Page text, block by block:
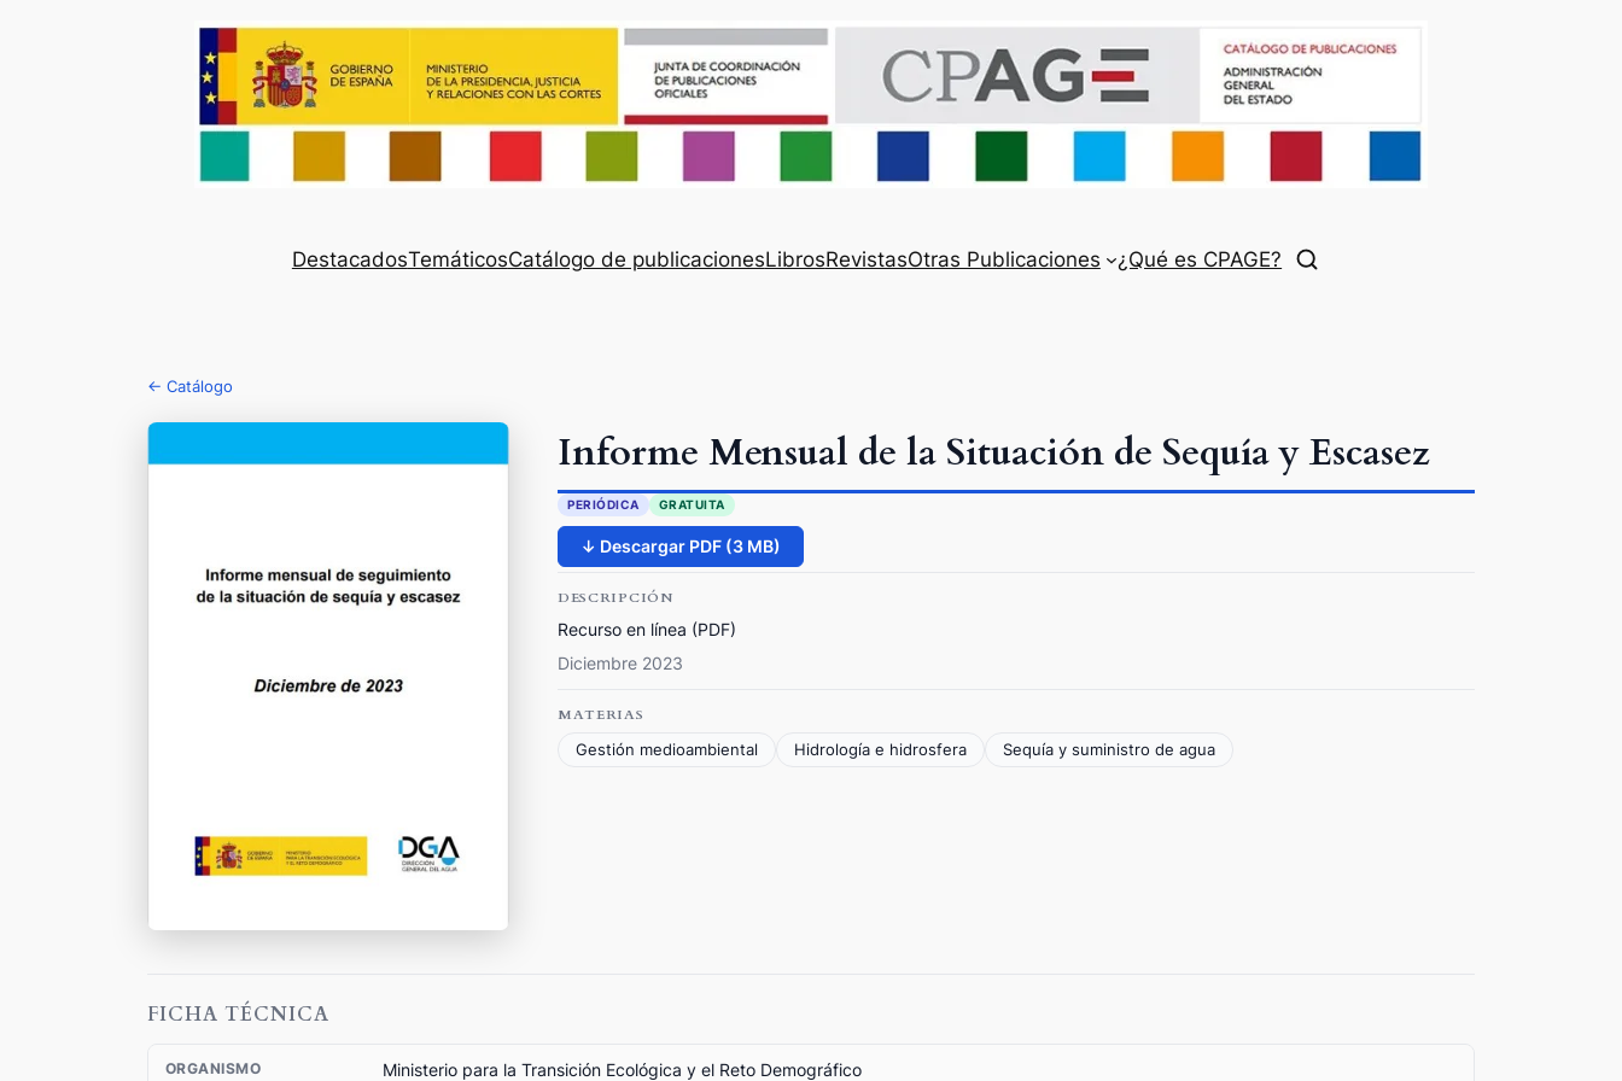
DestacadosTemáticosCatálogo de publicacionesLibrosRevistasOtras Publicaciones ¿Qué es CPAGE?
← Catálogo
Informe Mensual de la Situación de Sequía y Escasez
PERIÓDICA GRATUITA
↓ Descargar PDF (3 MB)
DESCRIPCIÓN
Recurso en línea (PDF)
Diciembre 2023
MATERIAS
Gestión medioambiental
Hidrología e hidrosfera Sequía y suministro de agua
FICHA TÉCNICA
ORGANISMO Ministerio para la Transición Ecológica y el Reto Demográfico